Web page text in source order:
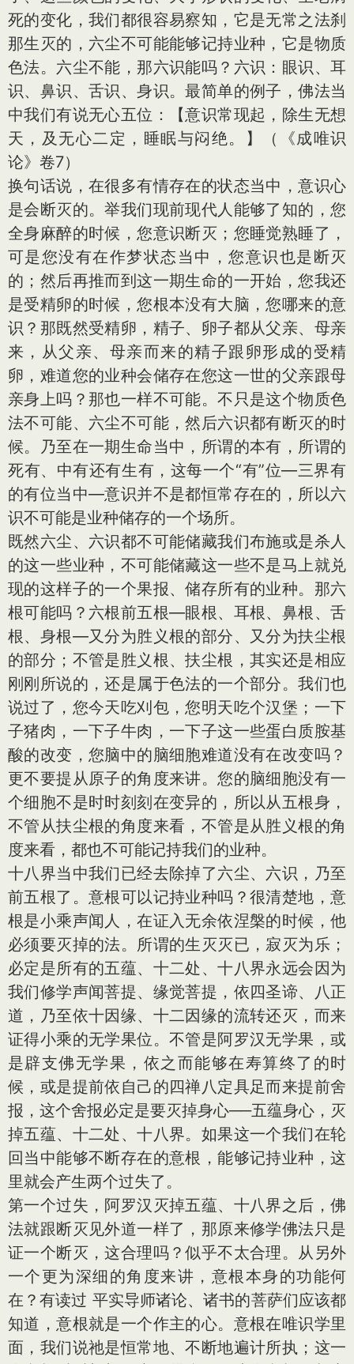
死的变化，我们都很容易察知，它是无常之法刹
那生灭的，六尘不可能能够记持业种，它是物质
色法。六尘不能，那六识能吗？六识：眼识、耳
识、鼻识、舌识、身识。最简单的例子，佛法当
中我们有说无心五位：【意识常现起，除生无想
天，及无心二定，睡眠与闷绝。】（《成唯识
论》卷7）
换句话说，在很多有情存在的状态当中，意识心
是会断灭的。举我们现前现代人能够了知的，您
全身麻醉的时候，您意识断灭；您睡觉熟睡了，
可是您没有在作梦状态当中，您意识也是断灭
的；然后再推而到这一期生命的一开始，您我还
是受精卵的时候，您根本没有大脑，您哪来的意
识？那既然受精卵，精子、卵子都从父亲、母亲
来，从父亲、母亲而来的精子跟卵形成的受精
卵，难道您的业种会储存在您这一世的父亲跟母
亲身上吗？那也一样不可能。不只是这个物质色
法不可能、六尘不可能，然后六识都有断灭的时
候。乃至在一期生命当中，所谓的本有，所谓的
死有、中有还有生有，这每一个“有”位—三界有
的有位当中—意识并不是都恒常存在的，所以六
识不可能是业种储存的一个场所。
既然六尘、六识都不可能储藏我们布施或是杀人
的这一些业种，不可能储藏这一些不是马上就兑
现的这样子的一个果报、储存所有的业种。那六
根可能吗？六根前五根—眼根、耳根、鼻根、舌
根、身根—又分为胜义根的部分、又分为扶尘根
的部分；不管是胜义根、扶尘根，其实还是相应
刚刚所说的，还是属于色法的一个部分。我们也
说过了，您今天吃刈包，您明天吃个汉堡；一下
子猪肉，一下子牛肉，一下子这一些蛋白质胺基
酸的改变，您脑中的脑细胞难道没有在改变吗？
更不要提从原子的角度来讲。您的脑细胞没有一
个细胞不是时时刻刻在变异的，所以从五根身，
不管从扶尘根的角度来看，不管是从胜义根的角
度来看，都也不可能记持我们的业种。
十八界当中我们已经去除掉了六尘、六识，乃至
前五根了。意根可以记持业种吗？很清楚地，意
根是小乘声闻人，在证入无余依涅槃的时候，他
必须要灭掉的法。所谓的生灭灭已，寂灭为乐；
必定是所有的五蕴、十二处、十八界永远会因为
我们修学声闻菩提、缘觉菩提，依四圣谛、八正
道，乃至依十因缘、十二因缘的流转还灭，而来
证得小乘的无学果位。不管是阿罗汉无学果，或
是辟支佛无学果，依之而能够在寿算终了的时
候，或是提前依自己的四禅八定具足而来提前舍
报，这个舍报必定是要灭掉身心──五蕴身心，灭
掉五蕴、十二处、十八界。如果这一个我们在轮
回当中能够不断存在的意根，能够记持业种，这
里就会产生两个过失了。
第一个过失，阿罗汉灭掉五蕴、十八界之后，佛
法就跟断灭见外道一样了，那原来修学佛法只是
证一个断灭，这合理吗？似乎不太合理。从另外
一个更为深细的角度来讲，意根本身的功能何
在？有读过 平实导师诸论、诸书的菩萨们应该都
知道，意根就是一个作主的心。意根在唯识学里
面，我们说祂是恒常地、不断地遍计所执；这一